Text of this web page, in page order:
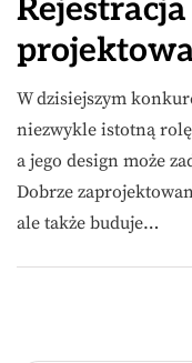
W dzisiejszym
niezwykle istotną
a jego design może
Dobrze
ale także buduje…